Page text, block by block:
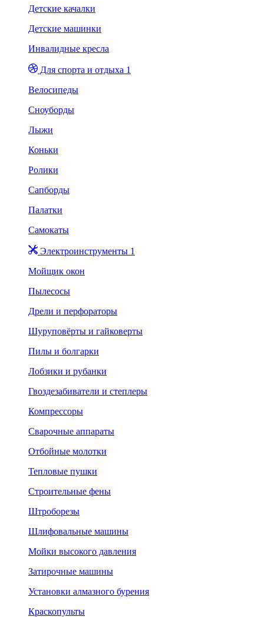
Детские качалки
Детские машинки
Инвалидные кресла
Для спорта и отдыха 1
Велосипеды
Сноуборды
Лыжи
Коньки
Ролики
Сапборды
Палатки
Самокаты
Электроинструменты 1
Мойщик окон
Пылесосы
Дрели и перфораторы
Шуруповёрты и гайковерты
Пилы и болгарки
Лобзики и рубанки
Гвоздезабиватели и степлеры
Компрессоры
Сварочные аппараты
Отбойные молотки
Тепловые пушки
Строительные фены
Штроборезы
Шлифовальные машины
Мойки высокого давления
Затирочные машины
Установки алмазного бурения
Краскопульты